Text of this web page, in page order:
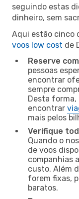
seguindo estas
dinheiro, sem
Aqui estão cinco
voos low cost de
Reserve
pessoas
encontrar
sempre
Desta forma,
encontrar
mais pelos
Verifique
Quando o
de voos
companhias
custo. Além
forem fixas,
baratos.